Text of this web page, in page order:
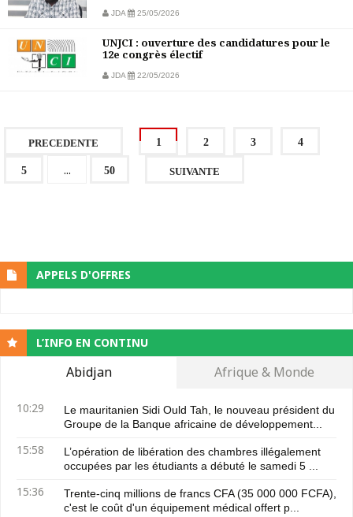
JDA 25/05/2026
UNJCI : ouverture des candidatures pour le
12e congrès électif
JDA 22/05/2026
PRECEDENTE 1 2 3 4
5 ... 50 SUIVANTE
APPELS D'OFFRES
L’INFO EN CONTINU
Abidjan Afrique & Monde
10:29
Le mauritanien Sidi Ould Tah, le nouveau président du
Groupe de la Banque africaine de développement...
15:58
L’opération de libération des chambres illégalement
occupées par les étudiants a débuté le samedi 5 ...
15:36
Trente-cinq millions de francs CFA (35 000 000 FCFA),
c'est le coût d'un équipement médical offert p...